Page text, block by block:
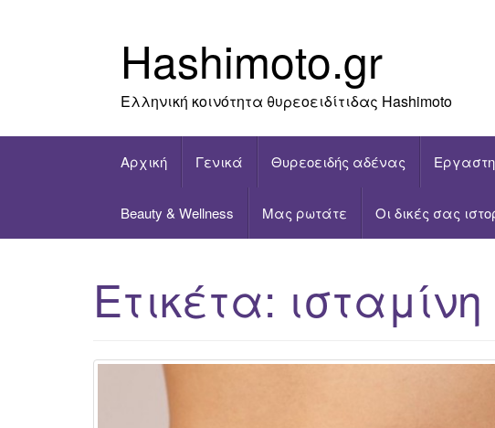
Hashimoto.gr
Ελληνική κοινότητα θυρεοειδίτιδας Hashimoto
Αρχική Γενικά Θυρεοειδής αδένας
Beauty & Wellness Μας ρωτάτε Οι δικές σας
Ετικέτα: ισταμίνη